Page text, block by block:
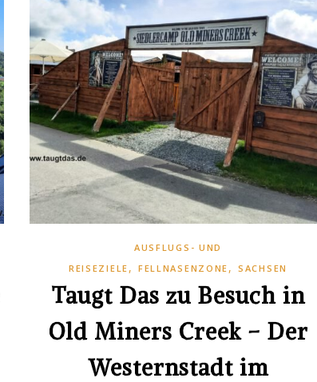
AUSFLUGS- UND
REISEZIELE , FELLNASENZONE ,SACHSEN
Taugt Das zu Besuch in
Old Miners Creek – Der
Westernstadt im